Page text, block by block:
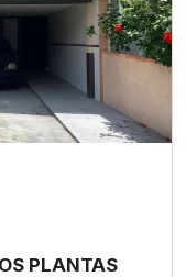
PLANTAS